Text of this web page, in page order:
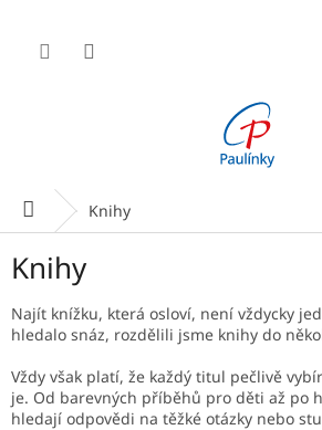
obsah
Domů Knihy
Knihy
Najít knížku, která osloví, není vždycky
hledalo snáz, rozdělili jsme knihy do
Vždy však platí, že každý titul pečlivě
je. Od barevných příběhů pro děti až po
hledají odpovědi na těžké otázky nebo